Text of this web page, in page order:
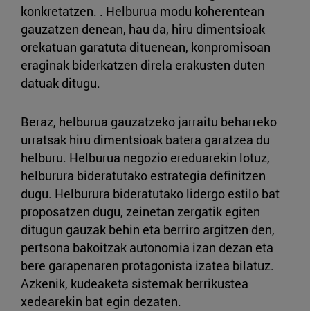
konkretatzen. . Helburua modu koherentean
gauzatzen denean, hau da, hiru dimentsioak
orekatuan garatuta dituenean, konpromisoan
eraginak biderkatzen direla erakusten duten
datuak ditugu.
Beraz, helburua gauzatzeko jarraitu beharreko
urratsak hiru dimentsioak batera garatzea du
helburu. Helburua negozio ereduarekin lotuz,
helburura bideratutako estrategia definitzen
dugu. Helburura bideratutako lidergo estilo bat
proposatzen dugu, zeinetan zergatik egiten
ditugun gauzak behin eta berriro argitzen den,
pertsona bakoitzak autonomia izan dezan eta
bere garapenaren protagonista izatea bilatuz.
Azkenik, kudeaketa sistemak berrikustea
xedearekin bat egin dezaten.